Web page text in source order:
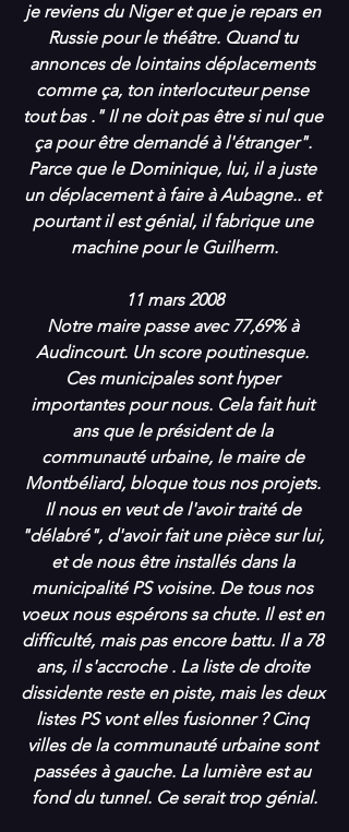
je reviens du Niger et que je repars en
Russie pour le théâtre. Quand tu
annonces de lointains déplacements
comme ça, ton interlocuteur pense
tout bas ." Il ne doit pas être si nul que
ça pour être demandé à l'étranger".
Parce que le Dominique, lui, il a juste
un déplacement à faire à Aubagne.. et
pourtant il est génial, il fabrique une
machine pour le Guilherm.
11 mars 2008
Notre maire passe avec 77,69% à
Audincourt. Un score poutinesque.
Ces municipales sont hyper
importantes pour nous. Cela fait huit
ans que le président de la
communauté urbaine, le maire de
Montbéliard, bloque tous nos projets.
Il nous en veut de l'avoir traité de
"délabré", d'avoir fait une pièce sur lui,
et de nous être installés dans la
municipalité PS voisine. De tous nos
voeux nous espérons sa chute. Il est en
difficulté, mais pas encore battu. Il a 78
ans, il s'accroche . La liste de droite
dissidente reste en piste, mais les deux
listes PS vont elles fusionner ? Cinq
villes de la communauté urbaine sont
passées à gauche. La lumière est au
fond du tunnel. Ce serait trop génial.